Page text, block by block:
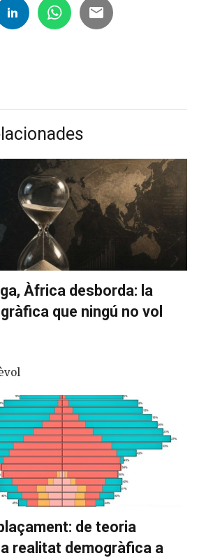
Àfrica desborda: la
que ningú no vol
de teoria
realitat demogràfica a